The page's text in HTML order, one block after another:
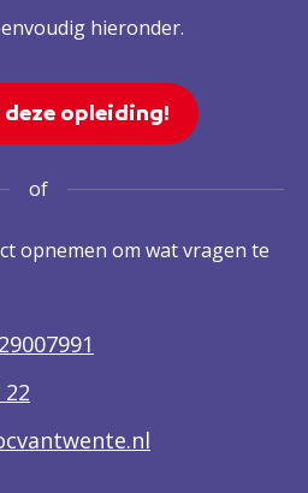
hieronder.
opleiding!
of
opnemen om wat vragen te
22